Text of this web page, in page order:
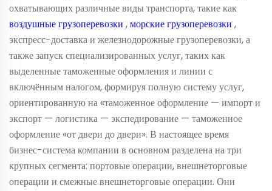
охватывающих различные виды транспорта, такие как
воздушные грузоперевозки ,морские грузоперевозки ,
экспресс-доставка и железнодорожные грузоперевозки, а
также запуск специализированных услуг, таких как
выделенные таможенные оформления и линии с
включённым налогом, формируя полную систему услуг,
ориентированную на «таможенное оформление — импорт и
экспорт — логистика — экспедирование — таможенное
оформление «от двери до двери». В настоящее время
бизнес-система компании в основном разделена на три
крупных сегмента: портовые операции, внешнеторговые
операции и смежные внешнеторговые операции. Они